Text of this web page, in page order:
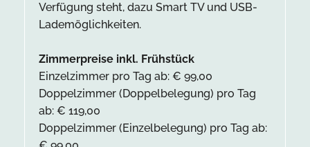
Verfügung steht, dazu Smart TV und USB-
Lademöglichkeiten.
Zimmerpreise inkl. Frühstück
Einzelzimmer pro Tag ab: € 99,00
Doppelzimmer (Doppelbelegung) pro Tag
ab: € 119,00
Doppelzimmer (Einzelbelegung) pro Tag ab: